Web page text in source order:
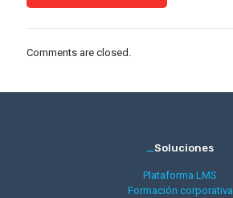
Comments are closed.
_Soluciones
Plataforma LMS
Formación corporativa